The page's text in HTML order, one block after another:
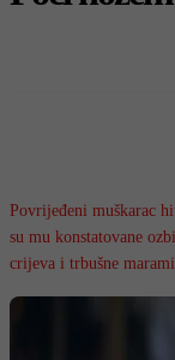
Povrijeđeni muškarac
su mu konstatovane
crijeva i trbušne